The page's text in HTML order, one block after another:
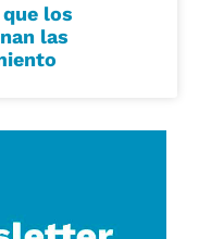
los
las